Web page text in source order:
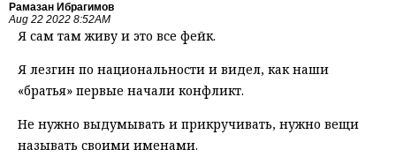
Рамазан Ибрагимов
Aug 22 2022 8:52AM
Я сам там живу и это все фейк.
Я лезгин по национальности и видел, как наши
«братья» первые начали конфликт.
Не нужно выдумывать и прикручивать, нужно вещи
называть своими именами.